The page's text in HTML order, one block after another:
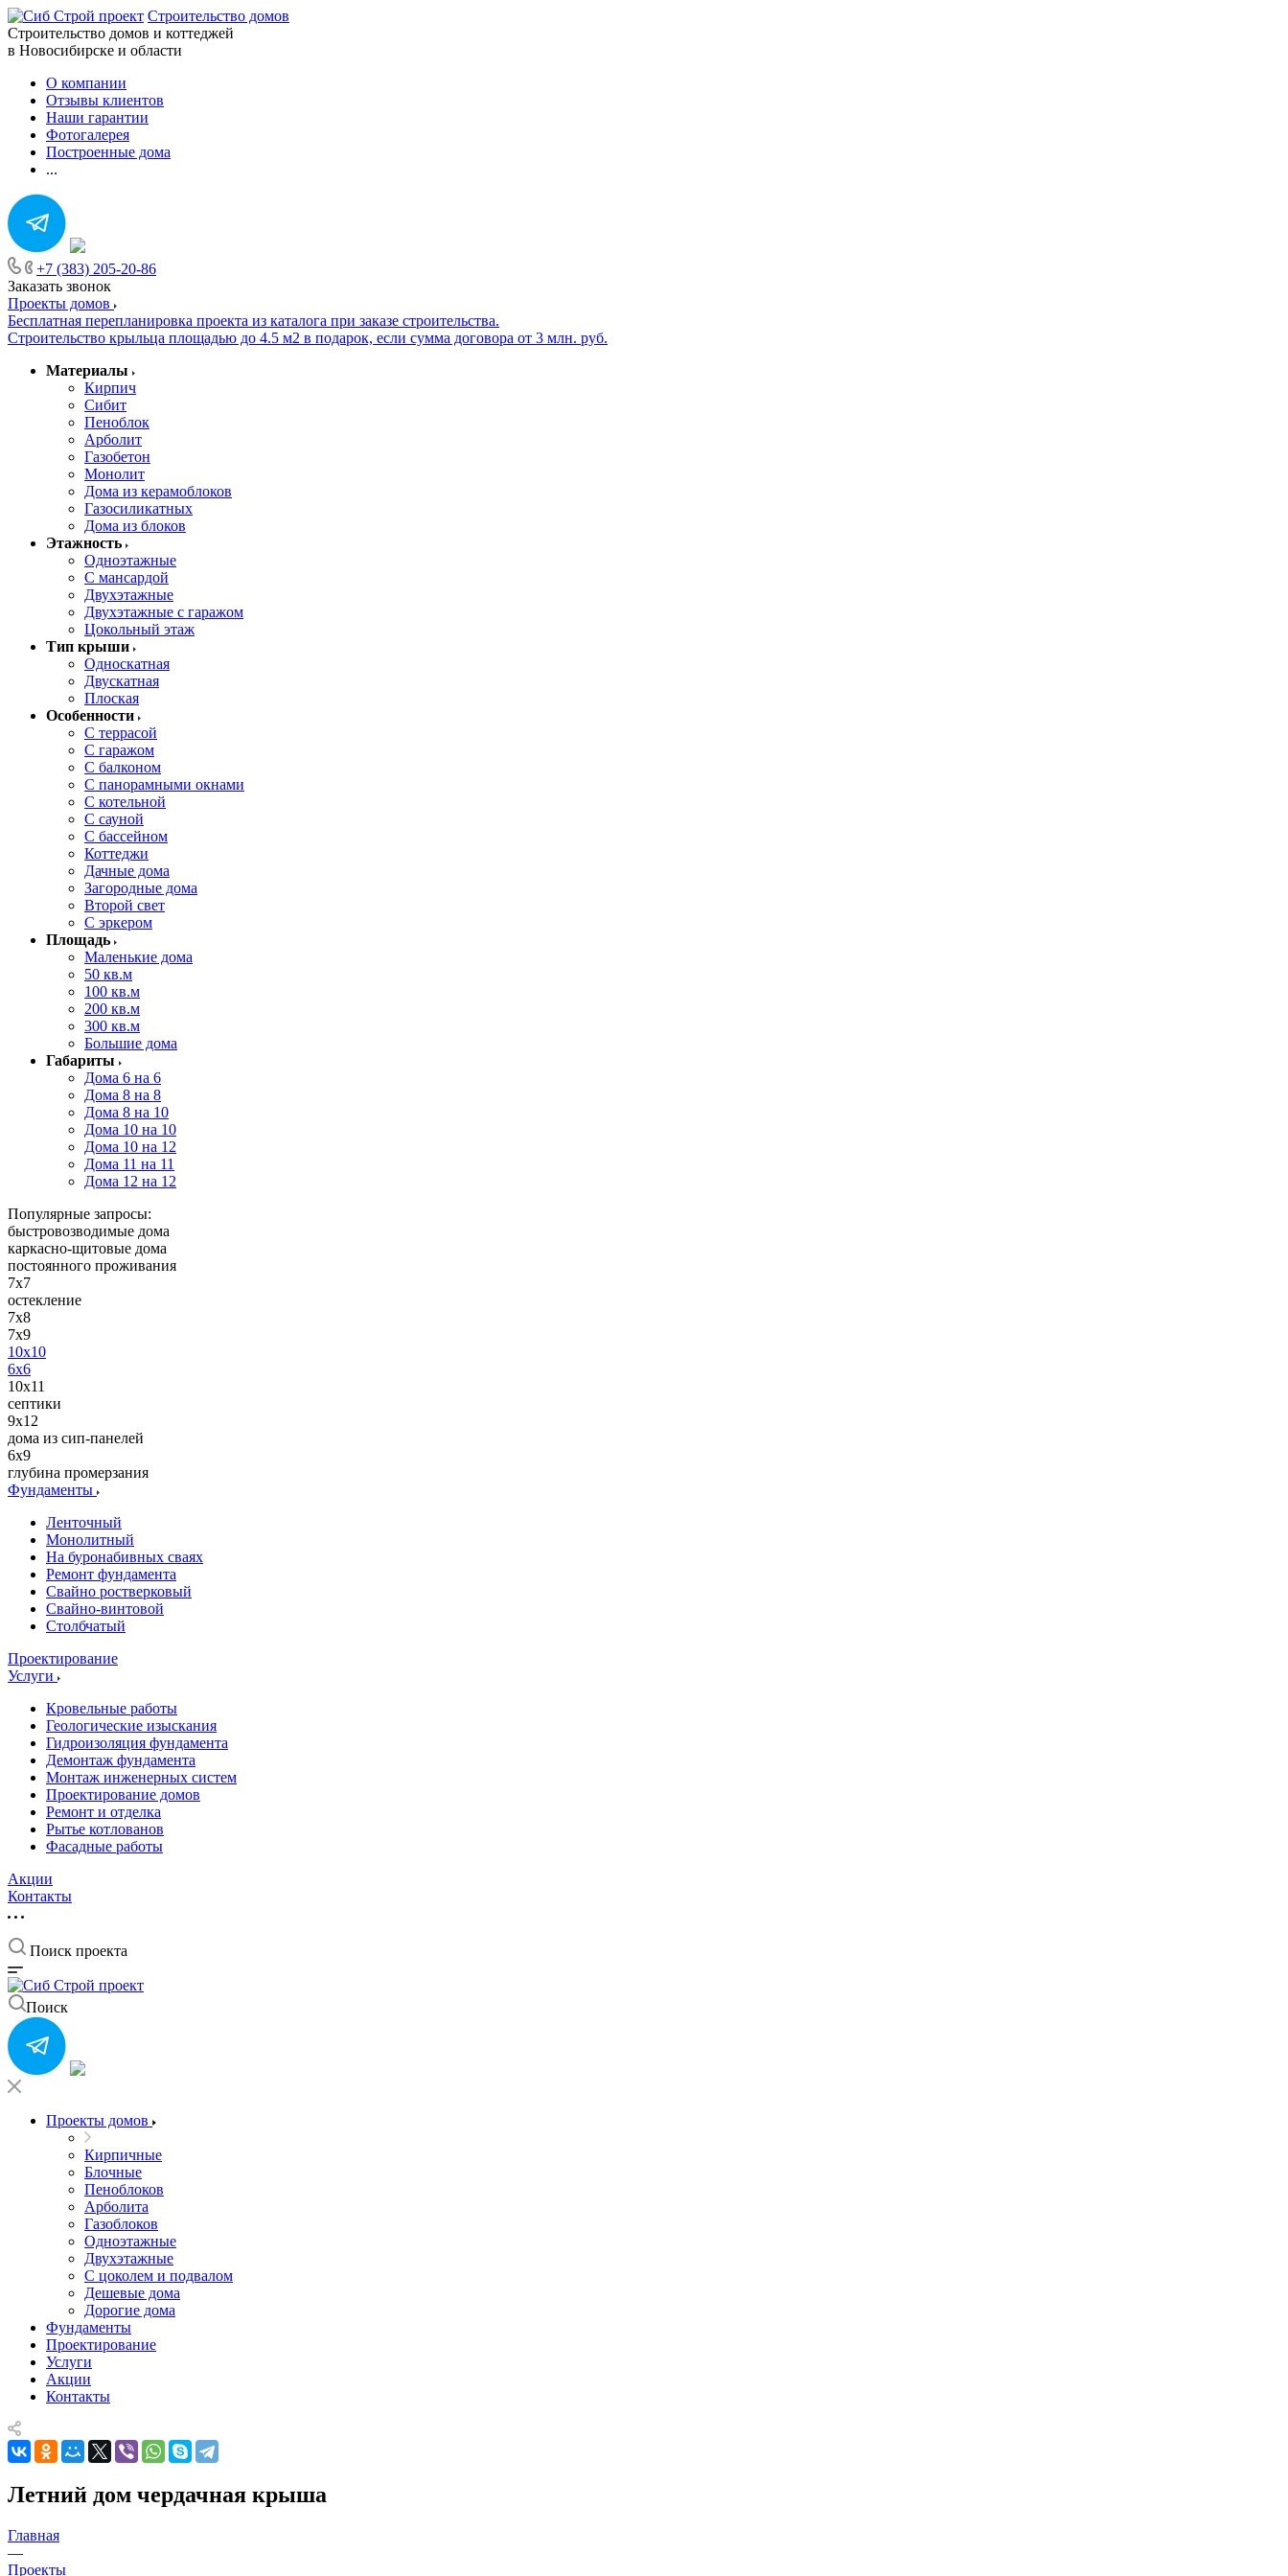
Строительство домов
Строительство домов и коттеджей
в Новосибирске и области
О компании
Отзывы клиентов
Наши гарантии
Фотогалерея
Построенные дома
...
+7 (383) 205-20-86
Заказать звонок
Проекты домов
Бесплатная перепланировка проекта из каталога при заказе строительства.
Строительство крыльца площадью до 4.5 м2 в подарок, если сумма договора от 3 млн. руб.
Материалы
Кирпич
Сибит
Пеноблок
Арболит
Газобетон
Монолит
Дома из керамоблоков
Газосиликатных
Дома из блоков
Этажность
Одноэтажные
С мансардой
Двухэтажные
Двухэтажные с гаражом
Цокольный этаж
Тип крыши
Односкатная
Двускатная
Плоская
Особенности
С террасой
С гаражом
С балконом
С панорамными окнами
С котельной
С сауной
С бассейном
Коттеджи
Дачные дома
Загородные дома
Второй свет
С эркером
Площадь
Маленькие дома
50 кв.м
100 кв.м
200 кв.м
300 кв.м
Большие дома
Габариты
Дома 6 на 6
Дома 8 на 8
Дома 8 на 10
Дома 10 на 10
Дома 10 на 12
Дома 11 на 11
Дома 12 на 12
Популярные запросы:
быстровозводимые дома
каркасно-щитовые дома
постоянного проживания
7x7
остекление
7x8
7x9
10x10
6x6
10х11
септики
9х12
дома из сип-панелей
6x9
глубина промерзания
Фундаменты
Ленточный
Монолитный
На буронабивных сваях
Ремонт фундамента
Свайно ростверковый
Свайно-винтовой
Столбчатый
Проектирование
Услуги
Кровельные работы
Геологические изыскания
Гидроизоляция фундамента
Демонтаж фундамента
Монтаж инженерных систем
Проектирование домов
Ремонт и отделка
Рытье котлованов
Фасадные работы
Акции
Контакты
Поиск проекта
Поиск
Проекты домов
Кирпичные
Блочные
Пеноблоков
Арболита
Газоблоков
Одноэтажные
Двухэтажные
С цоколем и подвалом
Дешевые дома
Дорогие дома
Фундаменты
Проектирование
Услуги
Акции
Контакты
Летний дом чердачная крыша
Главная
—
Проекты